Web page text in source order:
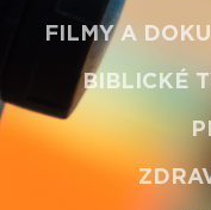
FILMY A
BIBLICKÉ